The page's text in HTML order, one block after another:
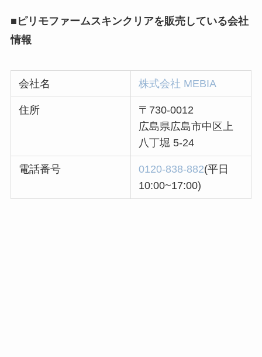
■ピリモファームスキンクリアを販売している会社
情報
会社名 株式会社 MEBIA
住所
〒730-0012
広島県広島市中区上
八丁堀 5-24
電話番号 0120-838-882(平日
10:00~17:00)